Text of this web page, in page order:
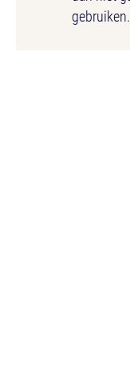
gebruiken.